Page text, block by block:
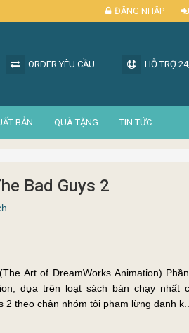
ĐĂNG NHẬP
ORDER YÊU CẦU HỖ TRỢ
BẢN QUÀ TẶNG TIN TỨC
Bad Guys 2
Art of DreamWorks Animation)
dựa trên loạt sách bán chạy nhất
theo chân nhóm tội phạm lừng danh k...